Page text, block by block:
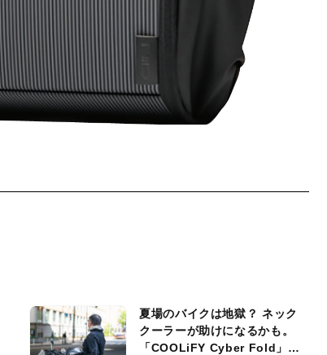
夏場のバイクは地獄？ ネック
クーラーが助けになるかも。
「COOLiFY Cyber Fold」レ